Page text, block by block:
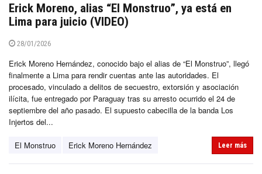
Erick Moreno, alias “El Monstruo”, ya está en
Lima para juicio (VIDEO)
28/01/2026
Erick Moreno Hernández, conocido bajo el alias de “El Monstruo”, llegó
finalmente a Lima para rendir cuentas ante las autoridades. El
procesado, vinculado a delitos de secuestro, extorsión y asociación
ilícita, fue entregado por Paraguay tras su arresto ocurrido el 24 de
septiembre del año pasado. El supuesto cabecilla de la banda Los
Injertos del...
El Monstruo Erick Moreno Hernández Leer más